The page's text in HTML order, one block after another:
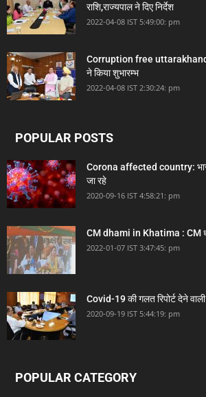
राशि,राज्यपाल ने दिए निर्देश
2022-04-08 IST 5:49:00: pm
Corruption free
ने किया शुभारम्भ
2022-04-08 IST 2:30:24: pm
POPULAR POSTS
Corona affected country:
जा रहे
2020-09-16 IST 4:58:21: pm
CM dhami in Khatima : CM
2022-01-07 IST 3:47:45: pm
Covid-19 की गलत रिपोर्ट देने
2020-09-19 IST 5:44:19: pm
POPULAR CATEGORY